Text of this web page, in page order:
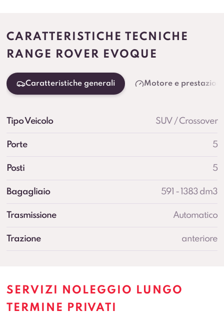
CARATTERISTICHE TECNICHE
RANGE ROVER EVOQUE
Caratteristiche generali Motore e prestazioni
Tipo Veicolo SUV / Crossover
Porte 5
Posti 5
Bagagliaio 591 - 1383 dm3
Trasmissione Automatico
Trazione anteriore
SERVIZI NOLEGGIO LUNGO
TERMINE PRIVATI